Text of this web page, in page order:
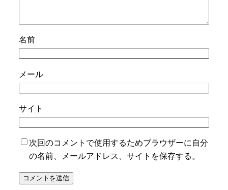
名前
メール
サイト
次回のコメントで使用するためブラウザーに自分
の名前、メールアドレス、サイトを保存する。